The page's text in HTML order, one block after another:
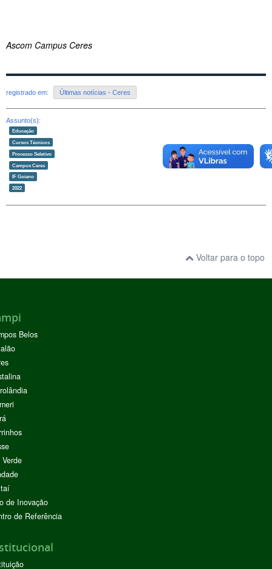
Ascom Campus Ceres
registrado em: Últimas notícias - Ceres
Assunto(s):
Educação
Cursos Técnicos
Processo Seletivo
Campus Ceres
IF Goiano
2022
Voltar para o topo
Belos
de Inovação
de Referência